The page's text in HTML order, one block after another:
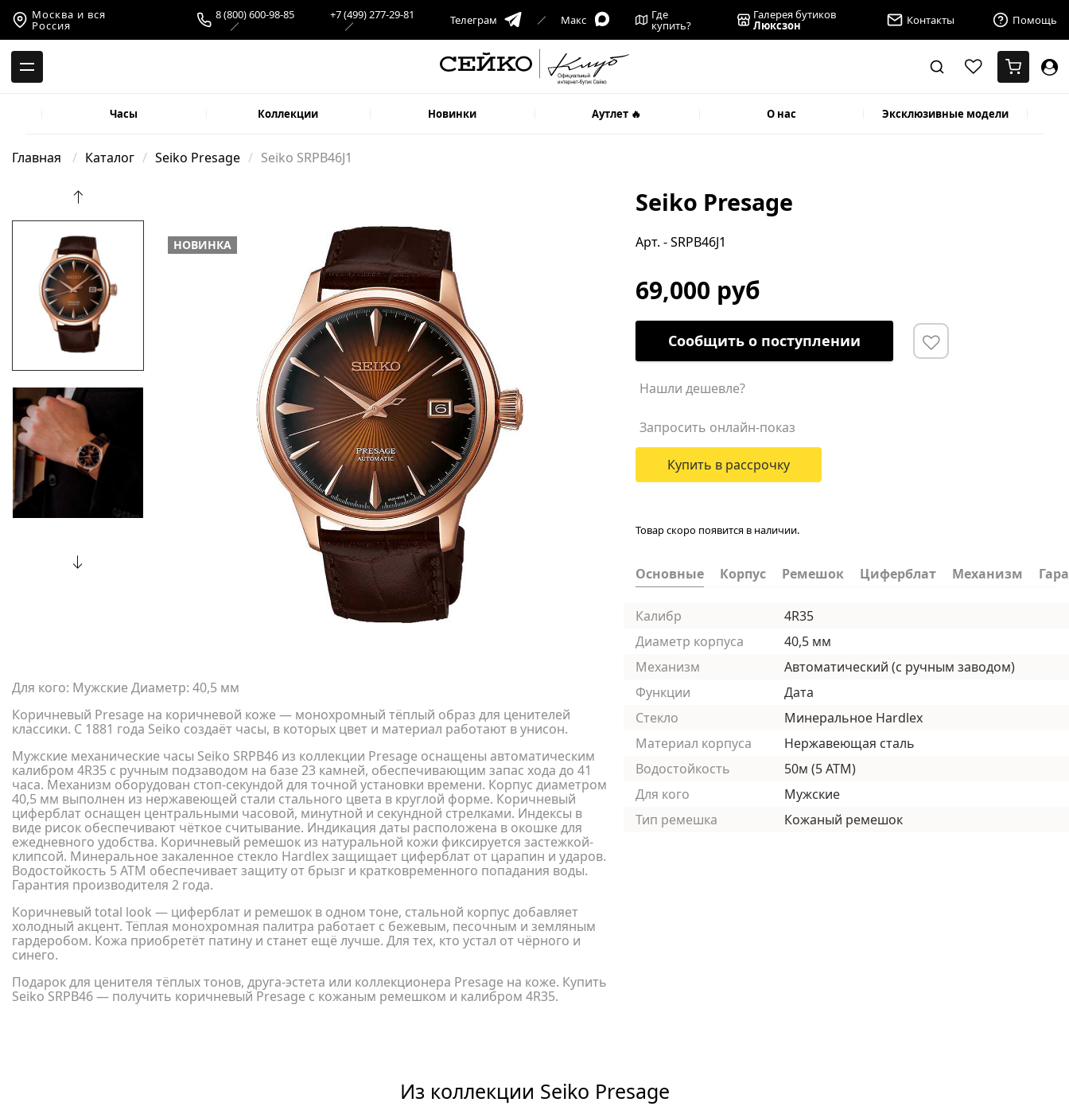
Москва и вся
Россия
8 (800) 600-98-85 +7 (499) 277-29-81 Телеграм Макс Где
купить?
Галерея бутиков
Люксзон Контакты Помощь
Часы Коллекции Новинки Аутлет 🔥 О нас Эксклюзивные модели
Главная Каталог Seiko Presage Seiko SRPB46J1
НОВИНКА
Для кого: Мужские Диаметр: 40,5 мм
Коричневый Presage на коричневой коже — монохромный тёплый образ для ценителей
классики. С 1881 года Seiko создаёт часы, в которых цвет и материал работают в унисон.
Мужские механические часы Seiko SRPB46 из коллекции Presage оснащены автоматическим
калибром 4R35 с ручным подзаводом на базе 23 камней, обеспечивающим запас хода до 41
часа. Механизм оборудован стоп-секундой для точной установки времени. Корпус диаметром
40,5 мм выполнен из нержавеющей стали стального цвета в круглой форме. Коричневый
циферблат оснащен центральными часовой, минутной и секундной стрелками. Индексы в
виде рисок обеспечивают чёткое считывание. Индикация даты расположена в окошке для
ежедневного удобства. Коричневый ремешок из натуральной кожи фиксируется застежкой-
клипсой. Минеральное закаленное стекло Hardlex защищает циферблат от царапин и ударов.
Водостойкость 5 АТМ обеспечивает защиту от брызг и кратковременного попадания воды.
Гарантия производителя 2 года.
Коричневый total look — циферблат и ремешок в одном тоне, стальной корпус добавляет
холодный акцент. Тёплая монохромная палитра работает с бежевым, песочным и земляным
гардеробом. Кожа приобретёт патину и станет ещё лучше. Для тех, кто устал от чёрного и
синего.
Подарок для ценителя тёплых тонов, друга-эстета или коллекционера Presage на коже. Купить
Seiko SRPB46 — получить коричневый Presage с кожаным ремешком и калибром 4R35.
Seiko Presage
Арт. - SRPB46J1
69,000 руб
Сообщить о поступлении
Нашли дешевле?
Запросить онлайн-показ
Купить в рассрочку
Товар скоро появится в наличии.
Основные Корпус Ремешок Циферблат Механизм
Калибр
4R35
Диаметр корпуса
40,5 мм
Механизм
Автоматический (с ручным заводом)
Функции
Дата
Стекло
Минеральное Hardlex
Материал корпуса
Нержавеющая сталь
Водостойкость
50м (5 АТМ)
Для кого
Мужские
Тип ремешка
Кожаный ремешок
Из коллекции Seiko Presage